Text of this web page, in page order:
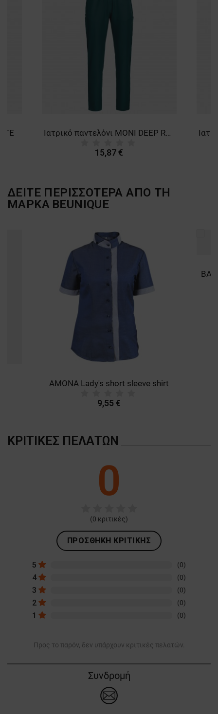
Ιατρικό παντελόνι MONI DEEP REEF
15,87 €
ΔΕΙΤΕ ΠΕΡΙΣΣΟΤΕΡΑ ΑΠΟ ΤΗ
ΜΑΡΚΑ BEUNIQUE
AMONA Lady's short sleeve shirt
9,55 €
ΚΡΙΤΙΚΈΣ ΠΕΛΑΤΏΝ
0
(0 κριτικές)
ΠΡΟΣΘΉΚΗ ΚΡΙΤΙΚΉΣ
5 (0)
4 (0)
3 (0)
2 (0)
1 (0)
Προς το παρόν, δεν υπάρχουν κριτικές πελατών.
Συνδρομή